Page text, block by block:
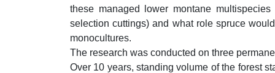
these managed lower montane
selection cuttings) and what role spruce
monocultures.
The research was conducted on three
Over 10 years, standing volume of the forest